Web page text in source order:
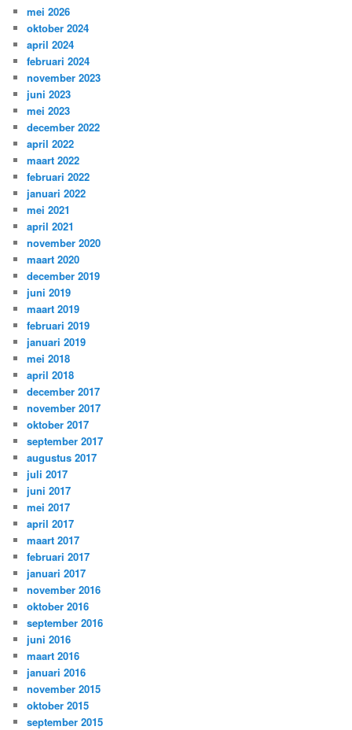
mei 2026
oktober 2024
april 2024
februari 2024
november 2023
juni 2023
mei 2023
december 2022
april 2022
maart 2022
februari 2022
januari 2022
mei 2021
april 2021
november 2020
maart 2020
december 2019
juni 2019
maart 2019
februari 2019
januari 2019
mei 2018
april 2018
december 2017
november 2017
oktober 2017
september 2017
augustus 2017
juli 2017
juni 2017
mei 2017
april 2017
maart 2017
februari 2017
januari 2017
november 2016
oktober 2016
september 2016
juni 2016
maart 2016
januari 2016
november 2015
oktober 2015
september 2015